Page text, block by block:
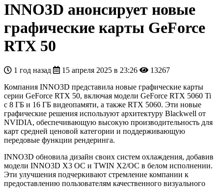
INNO3D анонсирует новые
графические карты GeForce
RTX 50
1 год назад 15 апреля 2025 в 23:26
13267
Компания INNO3D представила новые графические карты
серии GeForce RTX 50, включая модели GeForce RTX 5060 Ti
с 8 ГБ и 16 ГБ видеопамяти, а также RTX 5060. Эти новые
графические решения используют архитектуру Blackwell от
NVIDIA, обеспечивающую высокую производительность для
карт средней ценовой категории и поддерживающую
передовые функции рендеринга.
INNO3D обновила дизайн своих систем охлаждения, добавив
модели INNO3D X3 OC и TWIN X2/OC в белом исполнении.
Эти улучшения подчеркивают стремление компании к
предоставлению пользователям качественного визуального